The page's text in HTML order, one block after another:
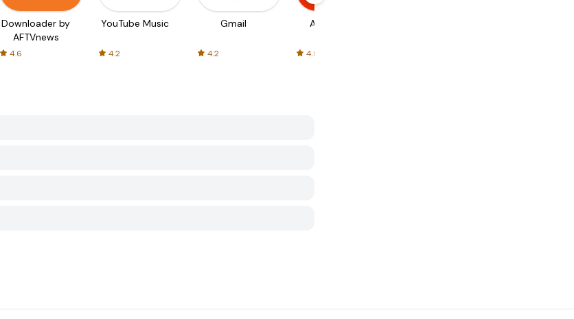
Downloader by
AFTVnews
4.6
YouTube Music
4.2
Gmail
4.2
AliExpress
4.5